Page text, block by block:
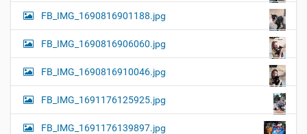
FB_IMG_1690816901188.jpg
FB_IMG_1690816906060.jpg
FB_IMG_1690816910046.jpg
FB_IMG_1691176125925.jpg
FB_IMG_1691176139897.jpg